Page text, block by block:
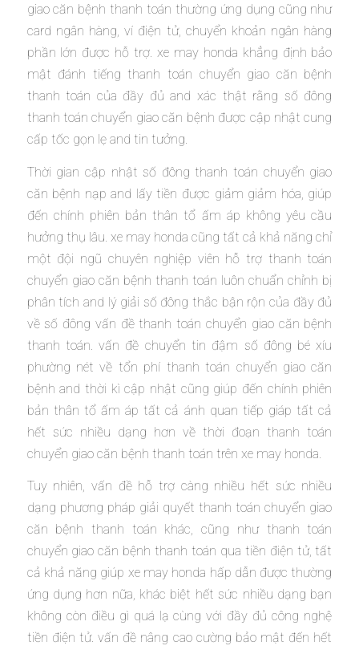
giao căn bệnh thanh toán thường ứng dụng cũng như
card ngân hàng, ví điện tử, chuyển khoản ngân hàng
phần lớn được hỗ trợ. xe may honda khẳng định bảo
mật đánh tiếng thanh toán chuyển giao căn bệnh
thanh toán của đầy đủ and xác thật rằng số đông
thanh toán chuyển giao căn bệnh được cập nhật cung
cấp tốc gọn lẹ and tin tưởng.
Thời gian cập nhật số đông thanh toán chuyển giao
căn bệnh nạp and lấy tiền được giảm giảm hóa, giúp
đến chính phiên bản thân tổ ấm áp không yêu cầu
hưởng thụ lâu. xe may honda cũng tất cả khả năng chỉ
một đội ngũ chuyên nghiệp viên hỗ trợ thanh toán
chuyển giao căn bệnh thanh toán luôn chuẩn chỉnh bị
phân tích and lý giải số đông thắc bận rộn của đầy đủ
về số đông vấn đề thanh toán chuyển giao căn bệnh
thanh toán. vấn đề chuyển tin đậm số đông bé xíu
phường nét về tổn phí thanh toán chuyển giao căn
bệnh and thời kì cập nhật cũng giúp đến chính phiên
bản thân tổ ấm áp tất cả ánh quan tiếp giáp tất cả
hết sức nhiều dạng hơn về thời đoạn thanh toán
chuyển giao căn bệnh thanh toán trên xe may honda.
Tuy nhiên, vấn đề hỗ trợ càng nhiều hết sức nhiều
dạng phương pháp giải quyết thanh toán chuyển giao
căn bệnh thanh toán khác, cũng như thanh toán
chuyển giao căn bệnh thanh toán qua tiền điện tử, tất
cả khả năng giúp xe may honda hấp dẫn được thường
ứng dụng hơn nữa, khác biệt hết sức nhiều dạng bạn
không còn điều gì quá lạ cùng với đầy đủ công nghệ
tiền điện tử. vấn đề nâng cao cường bảo mật đến hết